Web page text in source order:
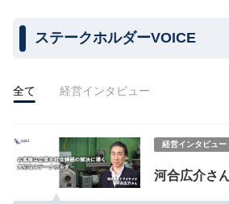
ステークホルダーVOICE
全て 経営インタビュー
経営インタビュー
河合広介さ